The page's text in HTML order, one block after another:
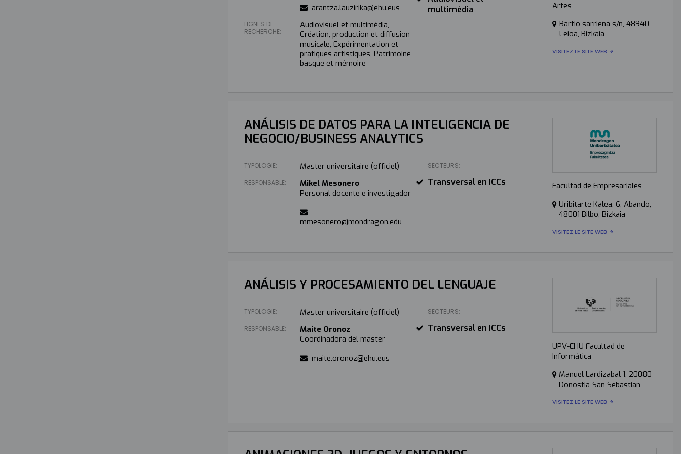
arantza.lauzirika@ehu.eus
LIGNES DE
RECHERCHE:
Audiovisuel et multimédia,
Création, production et diffusion
musicale, Expérimentation et
pratiques artistiques, Patrimoine
basque et mémoire
multimédia
Artes
Bartio sarriena s/n, 48940
Leioa, Bizkaia
VISITEZ LE SITE WEB
ANÁLISIS DE DATOS PARA LA INTELIGENCIA DE
NEGOCIO/BUSINESS ANALYTICS
TYPOLOGIE: Master universitaire (officiel)
RESPONSABLE:
Mikel Mesonero
Personal docente e investigador
mmesonero@mondragon.edu
SECTEURS:
Transversal en ICCs
Facultad de Empresariales
Uribitarte Kalea, 6, Abando,
48001 Bilbo, Bizkaia
VISITEZ LE SITE WEB
ANÁLISIS Y PROCESAMIENTO DEL LENGUAJE
TYPOLOGIE: Master universitaire (officiel)
RESPONSABLE:
Maite Oronoz
Coordinadora del master
maite.oronoz@ehu.eus
SECTEURS:
Transversal en ICCs
UPV-EHU Facultad de
Informática
Manuel Lardizabal 1, 20080
Donostia-San Sebastian
VISITEZ LE SITE WEB